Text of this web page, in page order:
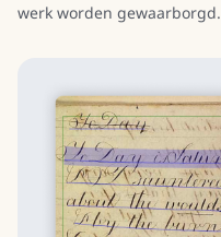
werk worden gewaarborgd.